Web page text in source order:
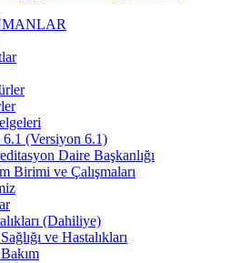
6.1 (Versiyon 6.1)
Daire Başkanlığı
Birimi ve Çalışmaları
(Dahiliye)
ve Hastalıkları